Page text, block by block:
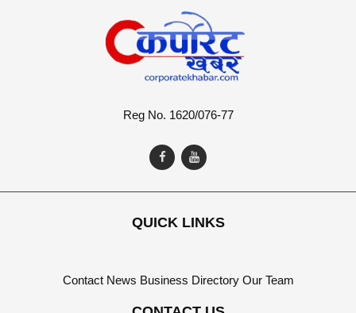
Reg No. 1620/076-77
QUICK LINKS
Contact News Business Directory Our Team